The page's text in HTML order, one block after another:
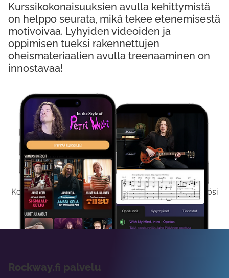
Kokeile Ilmaiseksi
Kokeilemalla ilmaiseksi saat koko sisältömme käyttöösi
viikon ajaksi.
Kurssikokonaisuuksien avulla kehittymistä
on helppo seurata, mikä tekee etenemisestä
motivoivaa. Lyhyiden videoiden ja
oppimisen tueksi rakennettujen
oheismateriaalien avulla treenaaminen on
innostavaa!
Rockway.fi palvelu